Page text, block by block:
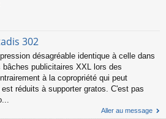
302
désagréable identique à celle dans
bâches publicitaires XXL lors des
à la copropriété qui peut
réduits à supporter gratos. C'est pas
Aller au message